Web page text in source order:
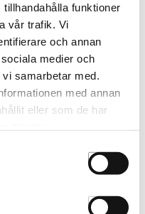
funktioner
vår trafik. Vi
och annan
medier och
samarbetar med.
med annan
eller som de har